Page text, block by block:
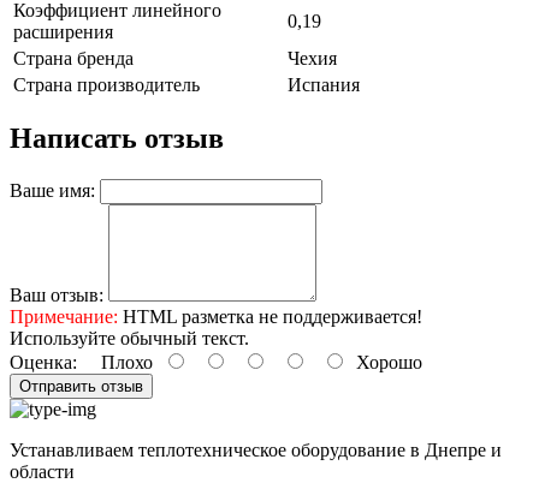
Коэффициент линейного
расширения
0,19
Страна бренда
Чехия
Страна производитель
Испания
Написать отзыв
Ваше имя:
Ваш отзыв:
Примечание: HTML разметка не поддерживается!
Используйте обычный текст.
Оценка: Плохо Хорошо
Отправить отзыв
Устанавливаем теплотехническое оборудование в Днепре и
области